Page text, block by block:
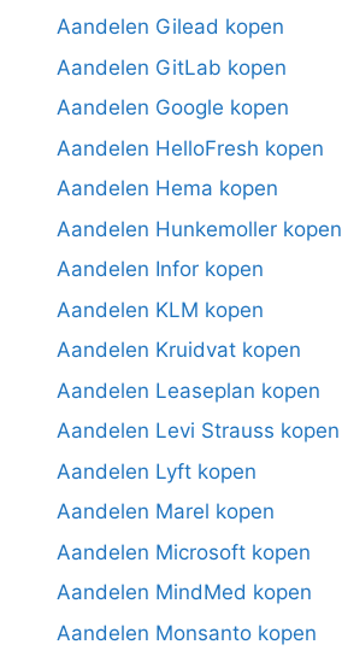
Aandelen Gilead kopen
Aandelen GitLab kopen
Aandelen Google kopen
Aandelen HelloFresh kopen
Aandelen Hema kopen
Aandelen Hunkemoller kopen
Aandelen Infor kopen
Aandelen KLM kopen
Aandelen Kruidvat kopen
Aandelen Leaseplan kopen
Aandelen Levi Strauss kopen
Aandelen Lyft kopen
Aandelen Marel kopen
Aandelen Microsoft kopen
Aandelen MindMed kopen
Aandelen Monsanto kopen